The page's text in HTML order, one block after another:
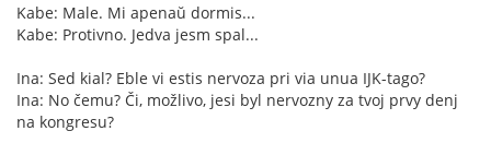
Kabe: Male. Mi apenaŭ dormis...
Kabe: Protivno. Jedva jesm spal...
Ina: Sed kial? Eble vi estis nervoza pri via unua IJK-tago?
Ina: No čemu? Či, možlivo, jesi byl nervozny za tvoj prvy denj
na kongresu?